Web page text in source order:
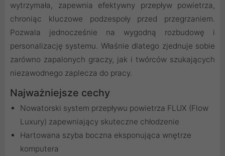
wytrzymała, zapewnia efektywny przepływ powietrza,
chroniąc kluczowe podzespoły przed przegrzaniem.
Pozwala jednocześnie na wygodną rozbudowę i
personalizację systemu. Właśnie dlatego zjednuje sobie
zarówno zapalonych graczy, jak i twórców szukających
niezawodnego zaplecza do pracy.
Najważniejsze cechy
Nowatorski system przepływu powietrza FLUX (Flow
Luxury) zapewniający skuteczne chłodzenie
Hartowana szyba boczna eksponująca wnętrze
komputera